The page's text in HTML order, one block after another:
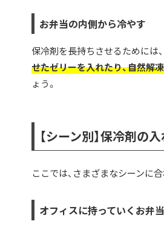
お弁当の内側から冷やす
保冷剤を長持ちさせるためには
せたゼリーを入れたり、自然解
ょう。
【シーン別】保冷剤の
ここでは、さまざまなシーンに
オフィスに持っていくお弁当